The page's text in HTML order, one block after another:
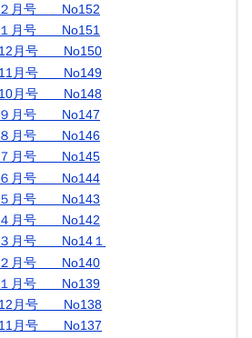
２月号 No152
１月号 No151
12月号 No150
11月号 No149
10月号 No148
９月号 No147
８月号 No146
７月号 No145
６月号 No144
５月号 No143
４月号 No142
３月号 No14１
２月号 No140
１月号 No139
12月号 No138
11月号 No137